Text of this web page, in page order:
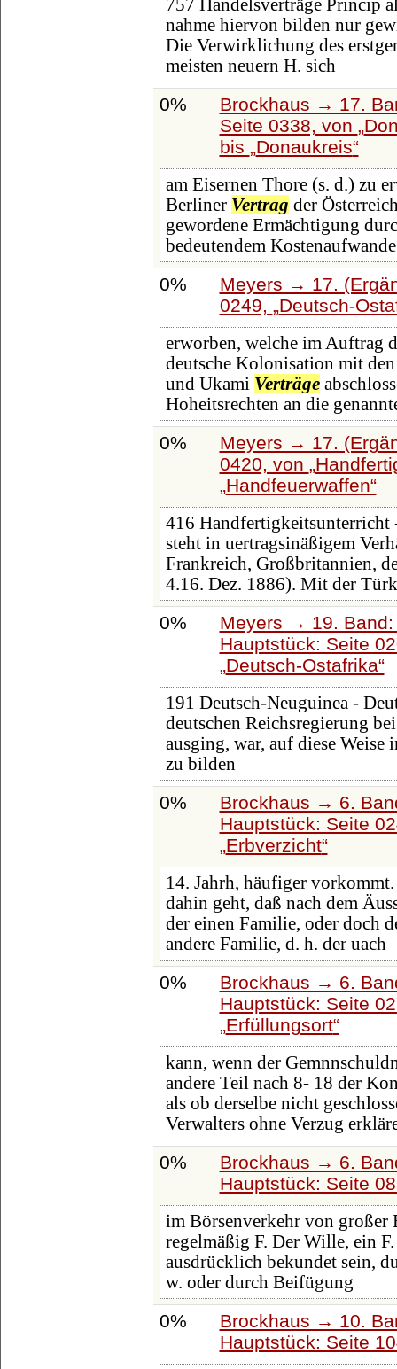
757 Handelsverträge Princip
nahme hiervon bilden nur
Die Verwirklichung des
meisten neuern H. sich
0%
Brockhaus → 17.
Seite 0338, von
bis Donaukreis
am Eisernen Thore (s. d.) zu
Berliner Vertrag der
gewordene Ermächtigung
bedeutendem
0%
Meyers → 17.
0249,
Deutsch-
erworben, welche im Auftrag
deutsche Kolonisation mit
und Ukami Verträge
Hoheitsrechten an die
0%
Meyers → 17.
0420, von
Handfeuerwaffen
416 Handfertigkeitsunterricht
steht in uertragsinäßigem
Frankreich, Großbritannien,
4.16. Dez. 1886). Mit der
0%
Meyers → 19.
Hauptstück: Seite
Deutsch-Ostafrika
191 Deutsch-Neuguinea -
deutschen Reichsregierung
ausging, war, auf diese
zu bilden
0%
Brockhaus → 6.
Hauptstück: Seite
Erbverzicht
14. Jahrh, häufiger
dahin geht, daß nach dem
der einen Familie, oder doch
andere Familie, d. h. der uach
0%
Brockhaus → 6.
Hauptstück: Seite
Erfüllungsort
kann, wenn der
andere Teil nach 8- 18 der
als ob derselbe nicht
Verwalters ohne Verzug
0%
Brockhaus → 6.
Hauptstück: Seite
im Börsenverkehr von großer
regelmäßig F. Der Wille, ein
ausdrücklich bekundet sein,
w. oder durch Beifügung
0%
Brockhaus → 10.
Hauptstück: Seite